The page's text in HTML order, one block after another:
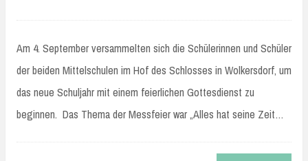
Am 4. September versammelten sich die Schülerinnen und Schüler
der beiden Mittelschulen im Hof des Schlosses in Wolkersdorf, um
das neue Schuljahr mit einem feierlichen Gottesdienst zu
beginnen. Das Thema der Messfeier war „Alles hat seine Zeit…